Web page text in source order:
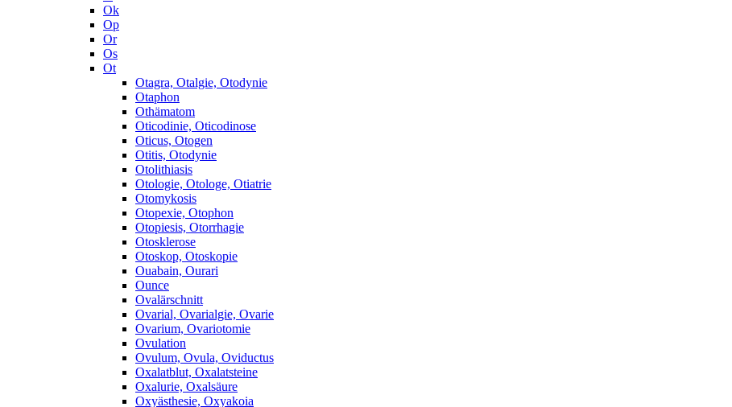
Ok
Op
Or
Os
Ot
Otagra, Otalgie, Otodynie
Otaphon
Othämatom
Oticodinie, Oticodinose
Oticus, Otogen
Otitis, Otodynie
Otolithiasis
Otologie, Otologe, Otiatrie
Otomykosis
Otopexie, Otophon
Otopiesis, Otorrhagie
Otosklerose
Otoskop, Otoskopie
Ouabain, Ourari
Ounce
Ovalärschnitt
Ovarial, Ovarialgie, Ovarie
Ovarium, Ovariotomie
Ovulation
Ovulum, Ovula, Oviductus
Oxalatblut, Oxalatsteine
Oxalurie, Oxalsäure
Oxyästhesie, Oxyakoia